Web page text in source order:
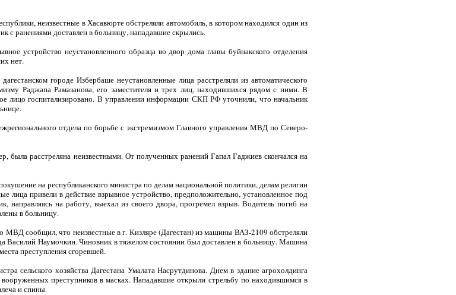
неизвестные в Хасавюрте обстреляли автомобиль, в котором находился один из
с ранениями доставлен в больницу, нападавшие скрылись.
устройство неустановленного образца во двор дома главы буйнакского отделения
нет.
городе Избербаше неустановленные лица расстреляли из автоматического
Раджапа Рамазанова, его заместителя и трех лиц, находившихся рядом с ними. В
лицо госпитализировано. В управлении информации СКП РФ уточнили, что начальник
отдела по борьбе с экстремизмом Главного управления МВД по Северо-
была расстреляна неизвестными. От полученных ранений Гапал Гаджиев скончался на
на республиканского министра по делам национальной политики, делам религии
лица привели в действие взрывное устройство, предположительно, установленное под
на работу, выехал из своего двора, прогремел взрыв. Водитель погиб на
в больницу.
МВД сообщил, что неизвестные в г. Кизляре (Дагестан) из машины ВАЗ-2109 обстреляли
Василий Наумочкин. Чиновник в тяжелом состоянии был доставлен в больницу. Машина
преступления сгоревшей.
сельского хозяйства Дагестана Умалата Насрутдинова. Днем в здание агрохолдинга
преступников в масках. Нападавшие открыли стрельбу по находившимся в
и спины.